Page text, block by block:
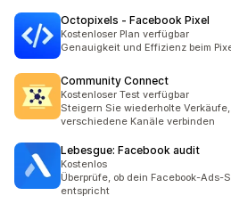
Octopixels ‑ Facebook Pixel
Kostenloser Plan verfügbar
Genauigkeit und Effizienz beim
Community Connect
Kostenloser Test verfügbar
Steigern Sie wiederholte
verschiedene Kanäle verbinden
Lebesgue: Facebook audit
Kostenlos
Überprüfe, ob dein Facebook-Ads-
entspricht